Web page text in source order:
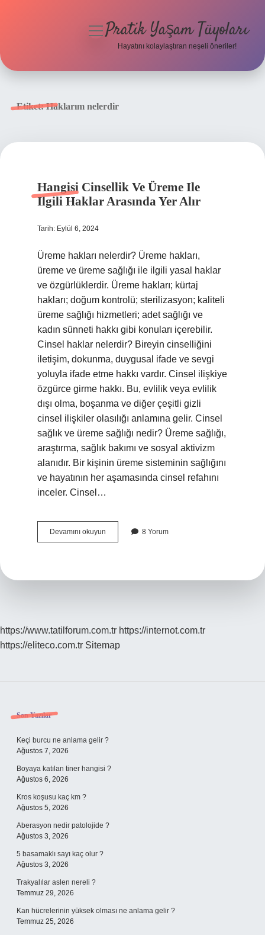
menüyü
Pratik Yaşam Tüyoları
Hayatını kolaylaştıran neşeli öneriler!
Etiket:Haklarım nelerdir
Hangisi Cinsellik Ve Üreme Ile
Ilgili Haklar Arasında Yer Alır
Tarih: Eylül 6, 2024
Üreme hakları nelerdir? Üreme hakları,
üreme ve üreme sağlığı ile ilgili yasal haklar
ve özgürlüklerdir. Üreme hakları; kürtaj
hakları; doğum kontrolü; sterilizasyon; kaliteli
üreme sağlığı hizmetleri; adet sağlığı ve
kadın sünneti hakkı gibi konuları içerebilir.
Cinsel haklar nelerdir? Bireyin cinselliğini
iletişim, dokunma, duygusal ifade ve sevgi
yoluyla ifade etme hakkı vardır. Cinsel ilişkiye
özgürce girme hakkı. Bu, evlilik veya evlilik
dışı olma, boşanma ve diğer çeşitli gizli
cinsel ilişkiler olasılığı anlamına gelir. Cinsel
sağlık ve üreme sağlığı nedir? Üreme sağlığı,
araştırma, sağlık bakımı ve sosyal aktivizm
alanıdır. Bir kişinin üreme sisteminin sağlığını
ve hayatının her aşamasında cinsel refahını
inceler. Cinsel…
Devamını okuyun
Cinsellik
Alır
8 Yorum
https://www.tatilforum.com.tr https://internot.com.tr
https://eliteco.com.tr Sitemap
Sidebar
Son Yazılar
Keçi burcu ne anlama gelir ?
Ağustos 7, 2026
Boyaya katılan tiner hangisi ?
Ağustos 6, 2026
Kros koşusu kaç km ?
Ağustos 5, 2026
Aberasyon nedir patolojide ?
Ağustos 3, 2026
5 basamaklı sayı kaç olur ?
Ağustos 3, 2026
Trakyalılar aslen nereli ?
Temmuz 29, 2026
Kan hücrelerinin yüksek olması ne anlama gelir ?
Temmuz 25, 2026